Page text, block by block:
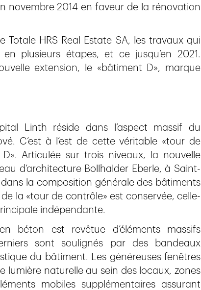
novembre 2014 en faveur de la rénovation
Totale HRS Real Estate SA, les travaux qui
plusieurs étapes, et ce jusqu’en 2021.
extension, le «bâtiment D», marque
Linth réside dans l’aspect massif du
C’est à l’est de cette véritable «tour de
Articulée sur trois niveaux, la nouvelle
d’architecture Bollhalder Eberle, à Saint-
dans la composition générale des bâtiments
la «tour de contrôle» est conservée, celle-
indépendante.
béton est revêtue d’éléments massifs
sont soulignés par des bandeaux
du bâtiment. Les généreuses fenêtres
lumière naturelle au sein des locaux, zones
mobiles supplémentaires assurant